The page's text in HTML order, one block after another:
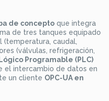
de concepto que integra
de tres tanques equipado
(temperatura, caudal,
(válvulas, refrigeración,
Programable (PLC)
el intercambio de datos en
un cliente OPC-UA en